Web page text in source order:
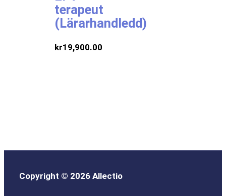
terapeut
(Lärarhandledd)
kr19,900.00
Copyright © 2026 Allectio